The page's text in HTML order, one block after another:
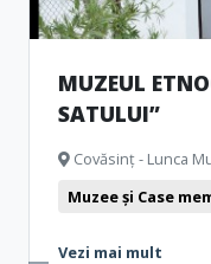
MUZEUL
SATULUI”
Covăsinț - Lunca
Muzee și Case
Vezi mai mult